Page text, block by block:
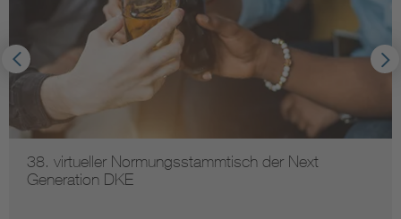
38. virtueller Normungsstammtisch der Next
Generation DKE